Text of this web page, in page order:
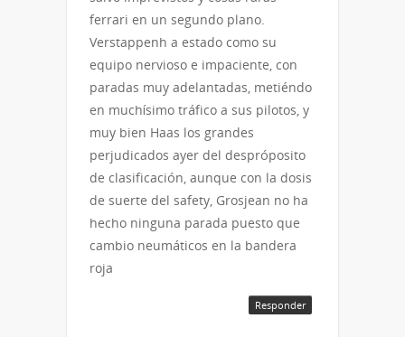
ferrari en un segundo plano.
Verstappenh a estado como su
equipo nervioso e impaciente, con
paradas muy adelantadas, metiéndo
en muchísimo tráfico a sus pilotos, y
muy bien Haas los grandes
perjudicados ayer del despróposito
de clasificación, aunque con la dosis
de suerte del safety, Grosjean no ha
hecho ninguna parada puesto que
cambio neumáticos en la bandera
roja
Responder